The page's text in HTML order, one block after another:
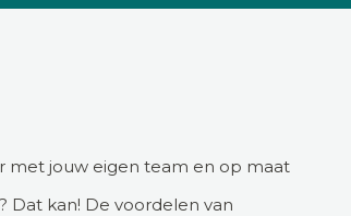
met jouw eigen team en op maat
Dat kan! De voordelen van